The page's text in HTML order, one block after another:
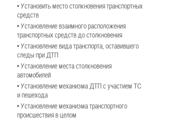
• Установить место столкновения транспортных
средств
• Установление взаимного расположения
транспортных средств до столкновения
• Установление вида транспорта, оставившего
следы при ДТП
• Установление места столкновения
автомобилей
• Установление механизма ДТП с участием ТС
и пешехода
• Установление механизма транспортного
происшествия в целом